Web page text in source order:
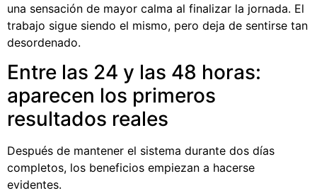
una sensación de mayor calma al finalizar la jornada. El
trabajo sigue siendo el mismo, pero deja de sentirse tan
desordenado.
Entre las 24 y las 48 horas:
aparecen los primeros
resultados reales
Después de mantener el sistema durante dos días
completos, los beneficios empiezan a hacerse
evidentes.